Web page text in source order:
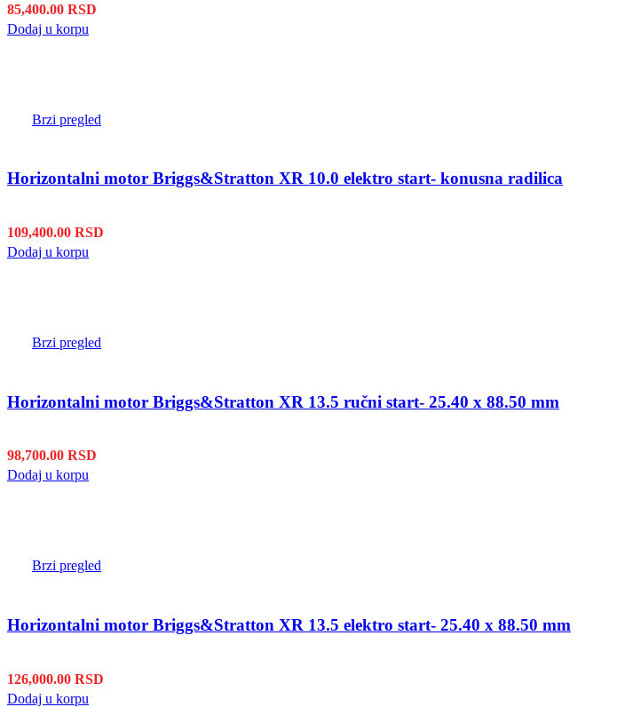
85,400.00 RSD
Dodaj u korpu
Brzi pregled
Horizontalni motor Briggs&Stratton XR 10.0 elektro start- konusna radilica
109,400.00 RSD
Dodaj u korpu
Brzi pregled
Horizontalni motor Briggs&Stratton XR 13.5 ručni start- 25.40 x 88.50 mm
98,700.00 RSD
Dodaj u korpu
Brzi pregled
Horizontalni motor Briggs&Stratton XR 13.5 elektro start- 25.40 x 88.50 mm
126,000.00 RSD
Dodaj u korpu